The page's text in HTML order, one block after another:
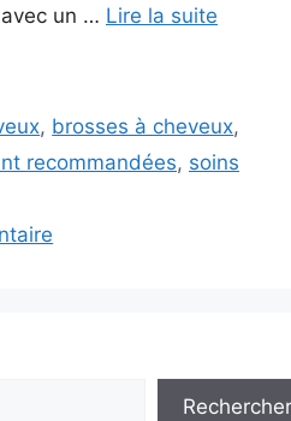
un … Lire la suite
, brosses à cheveux,
recommandées, soins
Rechercher